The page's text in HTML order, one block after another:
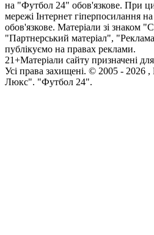
на "Футбол 24" обов'язкове. При
мережі Інтернет гіперпосилання
обов'язкове. Матеріали зі знаком
"Партнерський матеріал",
публікуємо на правах реклами.
21+Матеріали сайту призначені
Усi права захищенi. © 2005 - 2026 ,
Люкс". "Футбол 24".